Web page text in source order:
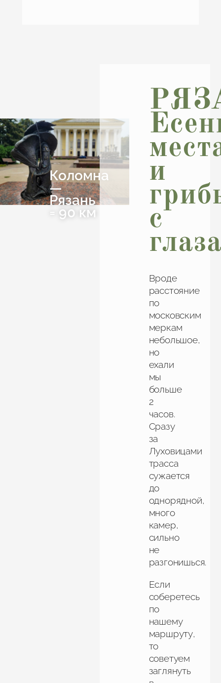
Коломна
—
Рязань
= 90 км
и
с
Вроде
расстояние
по
московским
меркам
небольшое,
но
ехали
мы
больше
2
часов.
Сразу
за
Луховицами
трасса
сужается
до
однорядной,
много
камер,
сильно
не
разгонишься.
Если
соберетесь
по
нашему
маршруту,
то
советуем
заглянуть